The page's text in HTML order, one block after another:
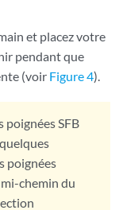
et placez votre
pendant que
(voir Figure 4).
poignées SFB
poignées
chemin du